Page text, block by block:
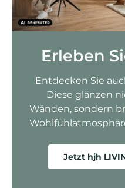
Erleben
Entdecken Sie
Diese glänzen
Wänden, sondern
Jetzt hjh